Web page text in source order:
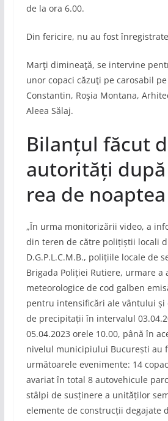
de la ora 6.00.
Din fericire, nu au fost
Marţi dimineaţă, se intervine
unor copaci căzuţi pe carosabil
Constantin, Roşia Montana,
Aleea Sălaj.
Bilanțul făcut
autorități
rea de
„În urma monitorizării video, a
din teren de către polițiștii locali
D.G.P.L.C.M.B., polițiile locale de
Brigada Poliției Rutiere, urmare a
meteorologice de cod galben
pentru intensificări ale vântului
de precipitații în intervalul
05.04.2023 orele 10.00, până în
nivelul municipiului București au
următoarele evenimente: 14
avariat în total 8 autovehicule
stâlpi de susținere a unităților
elemente de construcții degajate